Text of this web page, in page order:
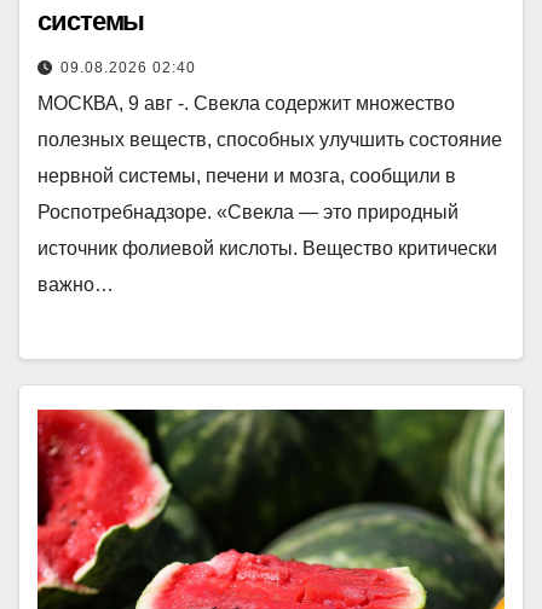
системы
09.08.2026 02:40
МОСКВА, 9 авг -. Свекла содержит множество
полезных веществ, способных улучшить состояние
нервной системы, печени и мозга, сообщили в
Роспотребнадзоре. «Свекла — это природный
источник фолиевой кислоты. Вещество критически
важно…